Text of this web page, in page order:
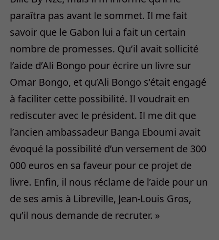
paraîtra pas avant le sommet. Il me fait
savoir que le Gabon lui a fait un certain
nombre de promesses. Qu’il avait sollicité
l’aide d’Ali Bongo pour écrire un livre sur
Omar Bongo, et qu’Ali Bongo s’était engagé
à faciliter cette possibilité. Il voudrait en
rediscuter avec le président. Il me dit que
l’ancien ambassadeur Banga Eboumi avait
évoqué la possibilité d’un versement de 300
000 euros en sa faveur pour ce projet de
livre. Enfin, il nous réclame de l’aide pour un
de ses amis à Libreville, Jean-Louis Gros,
qu’il nous demande de recruter. »